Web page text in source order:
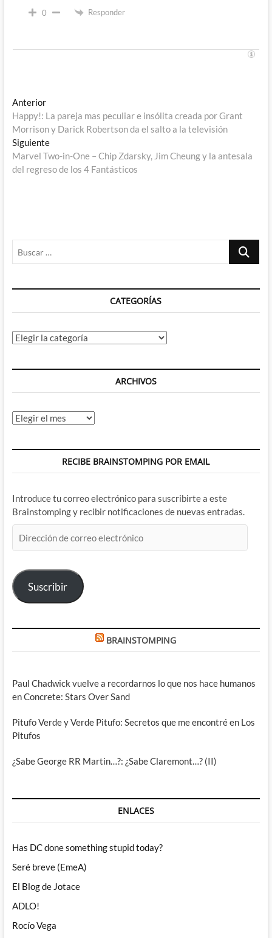
0 Responder
Navegación
de
entradas
AnteriorEntrada
anterior:
Happy!: La pareja mas peculiar e insólita creada por Grant
Morrison y Darick Robertson da el salto a la televisión
SiguienteEntrada
siguiente:
Marvel Two-in-One – Chip Zdarsky, Jim Cheung y la antesala
del regreso de los 4 Fantásticos
Buscar
CATEGORÍAS
Categorías
ARCHIVOS
Archivos
RECIBE BRAINSTOMPING POR EMAIL
Introduce tu correo electrónico para suscribirte a este
Brainstomping y recibir notificaciones de nuevas entradas.
de
electrónico
Suscribir
BRAINSTOMPING
Paul Chadwick vuelve a recordarnos lo que nos hace humanos
en Concrete: Stars Over Sand
Pitufo Verde y Verde Pitufo: Secretos que me encontré en Los
Pitufos
¿Sabe George RR Martin…?: ¿Sabe Claremont…? (II)
ENLACES
Has DC done something stupid today?
Seré breve (EmeA)
El Blog de Jotace
ADLO!
Rocío Vega